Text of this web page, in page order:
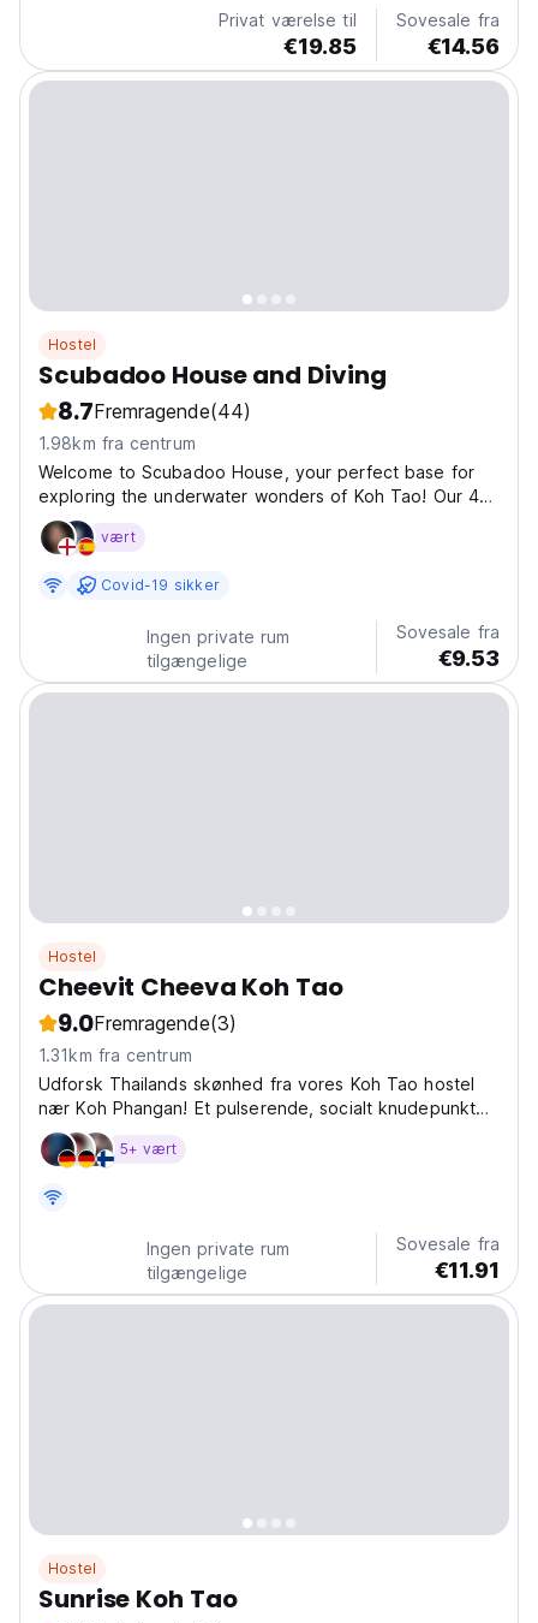
Privat værelse til
€19.85
Sovesale fra
€14.56
Hostel
Scubadoo House and Diving
8.7Fremragende(44)
1.98km fra centrum
Welcome to Scubadoo House, your perfect base for
exploring the underwater wonders of Koh Tao! Our 4-
bed mixed dorm features comfortable, air-conditioned
rooms with private en-suite bathrooms, ensuring a
vært
Covid-19 sikker
Ingen private rum
tilgængelige
Sovesale fra
€9.53
Hostel
Cheevit Cheeva Koh Tao
9.0Fremragende(3)
1.31km fra centrum
Udforsk Thailands skønhed fra vores Koh Tao hostel
nær Koh Phangan! Et pulserende, socialt knudepunkt
for snorkling, dykning og ø-eventyr. Perfekt til
solorejsende! (Auto-translated from original language)
5+ vært
Ingen private rum
tilgængelige
Sovesale fra
€11.91
Hostel
Sunrise Koh Tao